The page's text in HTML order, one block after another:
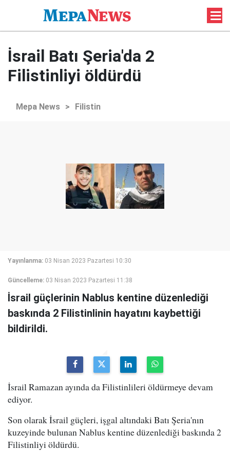
İsrail Batı Şeria'da 2
Filistinliyi öldürdü
Mepa News > Filistin
Yayınlanma: 03 Nisan 2023 Pazartesi 10:30
Güncelleme: 03 Nisan 2023 Pazartesi 11:38
İsrail güçlerinin Nablus kentine düzenlediği
baskında 2 Filistinlinin hayatını kaybettiği
bildirildi.
İsrail Ramazan ayında da Filistinlileri öldürmeye devam
ediyor.
Son olarak İsrail güçleri, işgal altındaki Batı Şeria'nın
kuzeyinde bulunan Nablus kentine düzenlediği baskında 2
Filistinliyi öldürdü.